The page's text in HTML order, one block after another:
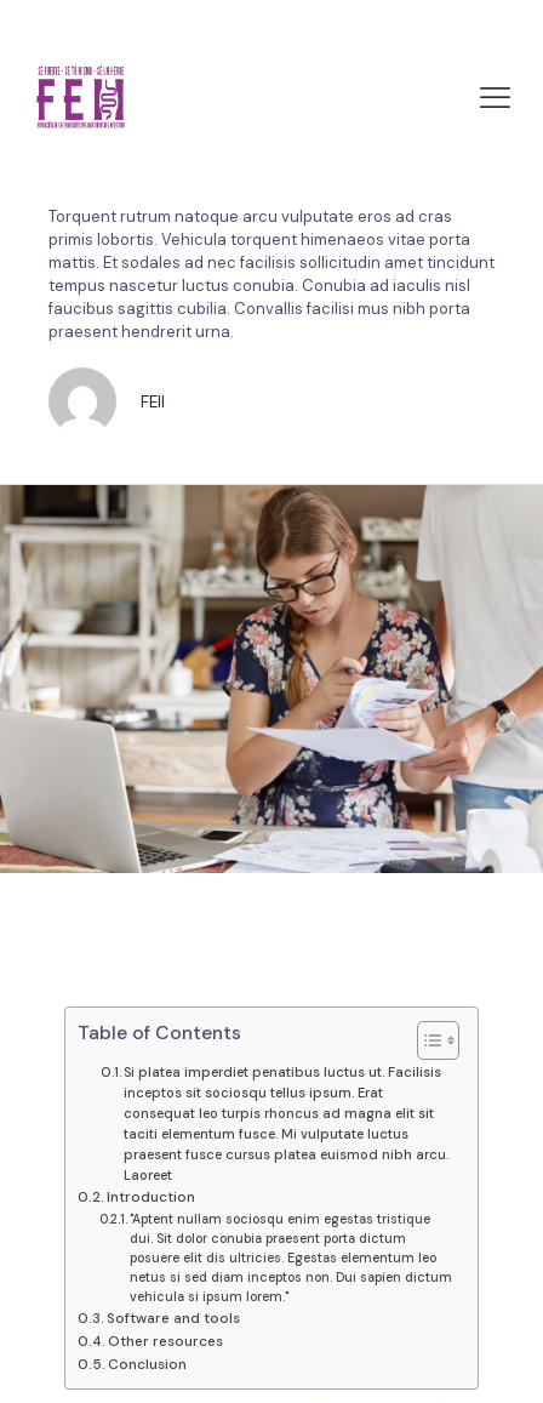
octubre 24, 2023 by FEII
Planning a budget for a
Torquent rutrum natoque arcu vulputate eros ad cras
primis lobortis. Vehicula torquent himenaeos vitae porta
mattis. Et sodales ad nec facilisis sollicitudin amet tincidunt
tempus nascetur luctus conubia. Conubia ad iaculis nisl
faucibus sagittis cubilia. Convallis facilisi mus nibh porta
praesent hendrerit urna.
FEII
Table of Contents
Si platea imperdiet penatibus luctus ut. Facilisis
inceptos sit sociosqu tellus ipsum. Erat
consequat leo turpis rhoncus ad magna elit sit
taciti elementum fusce. Mi vulputate luctus
praesent fusce cursus platea euismod nibh arcu.
Laoreet
Introduction
"Aptent nullam sociosqu enim egestas tristique
dui. Sit dolor conubia praesent porta dictum
posuere elit dis ultricies. Egestas elementum leo
netus si sed diam inceptos non. Dui sapien dictum
vehicula si ipsum lorem."
Software and tools
Other resources
Conclusion